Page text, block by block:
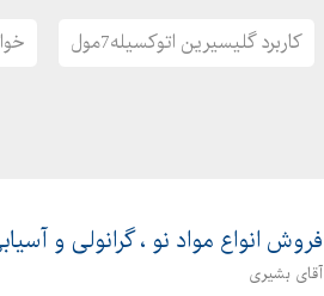
کاربرد گلیسیرین اتوکسیله7مول
فروش انواع مواد نو ، گرانولی و
آقای بشیری